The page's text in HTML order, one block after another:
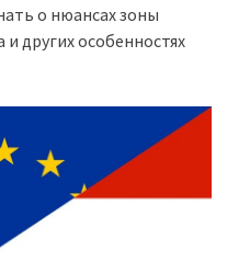
о нюансах зоны
других особенностях